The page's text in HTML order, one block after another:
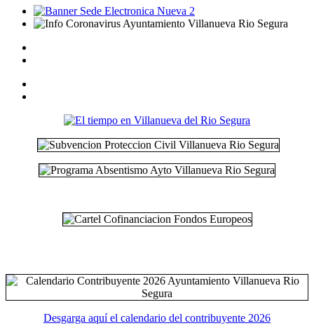
Desgarga aquí el calendario del contribuyente 2026